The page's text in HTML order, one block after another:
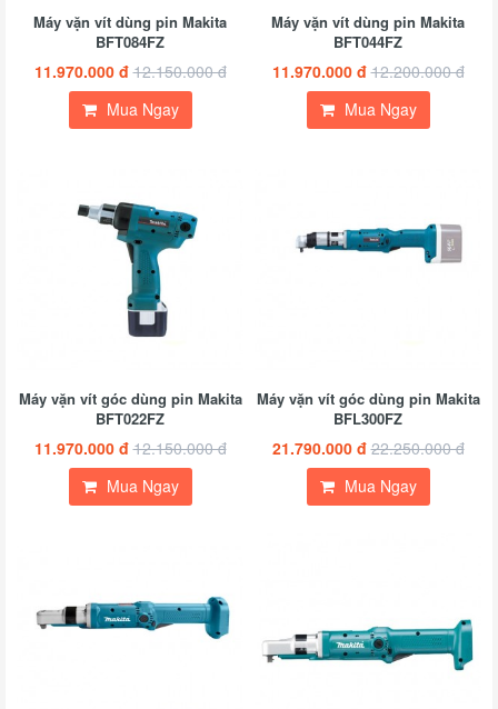
Máy vặn vít dùng pin Makita
BFT084FZ
11.970.000 đ 12.150.000 đ
Mua Ngay
Máy vặn vít dùng pin Makita
BFT044FZ
11.970.000 đ 12.200.000 đ
Mua Ngay
Máy vặn vít góc dùng pin Makita
BFT022FZ
11.970.000 đ 12.150.000 đ
Mua Ngay
Máy vặn vít góc dùng pin Makita
BFL300FZ
21.790.000 đ 22.250.000 đ
Mua Ngay